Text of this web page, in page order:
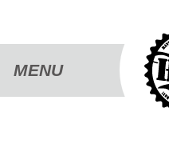
MENU